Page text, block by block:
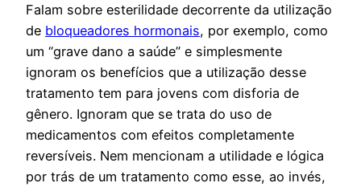
Falam sobre esterilidade decorrente da utilização
de bloqueadores hormonais, por exemplo, como
um “grave dano a saúde” e simplesmente
ignoram os benefícios que a utilização desse
tratamento tem para jovens com disforia de
gênero. Ignoram que se trata do uso de
medicamentos com efeitos completamente
reversíveis. Nem mencionam a utilidade e lógica
por trás de um tratamento como esse, ao invés,